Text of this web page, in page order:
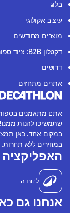
בלוג
עיצוב אקולוגי
מוצרים מחודשים
דקטלון B2B: ציוד ספורט למוסדות
דרושים
אתרים מתחזים
אתם מתאמנים
שתמשיכו להנות
במקום אחד. כאן
במחירים ללא תחרות. DECATHLON. עושים ספורט יחד!
האפליקציה
להורדה
אנחנו גם